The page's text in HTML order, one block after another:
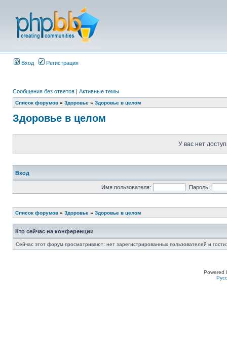
Вход Регистрация
Сообщения без ответов | Активные темы
Список форумов » Здоровье » Здоровье в целом
Здоровье в целом
У вас нет
Вход
Имя пользователя: Пароль:
Список форумов » Здоровье » Здоровье в целом
Кто сейчас на конференции
Сейчас этот форум просматривают: нет зарегистрированных пользователей и
Powered